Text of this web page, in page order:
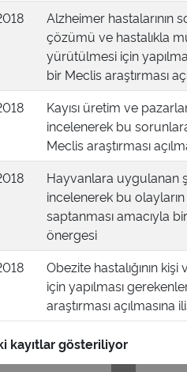
Alzheimer hastalarının
çözümü ve hastalıkla
yürütülmesi için
bir Meclis araştırması
Kayısı üretim ve
incelenerek bu
Meclis araştırması
Hayvanlara uygulanan
incelenerek bu
saptanması amacıyla
önergesi
Obezite hastalığının
için yapılması
araştırması açılmasına
kayıtlar gösteriliyor